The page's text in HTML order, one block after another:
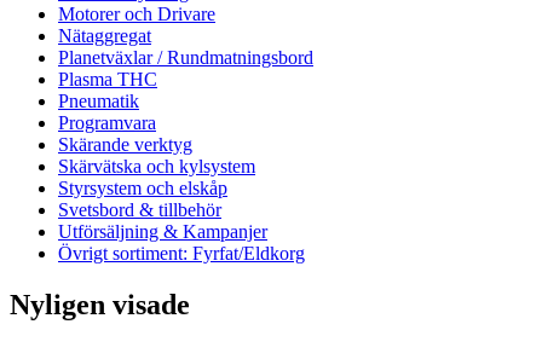
Motorer och Drivare
Nätaggregat
Planetväxlar / Rundmatningsbord
Plasma THC
Pneumatik
Programvara
Skärande verktyg
Skärvätska och kylsystem
Styrsystem och elskåp
Svetsbord & tillbehör
Utförsäljning & Kampanjer
Övrigt sortiment: Fyrfat/Eldkorg
Nyligen visade